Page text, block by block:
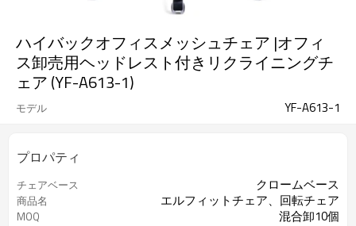
ハイバックオフィスメッシュチェア |オフィ
ス卸売用ヘッドレスト付きリクライニングチ
ェア (YF-A613-1)
モデル YF-A613-1
プロパティ
チェアベース クロームベース
商品名 エルフィットチェア、回転チェア
MOQ 混合卸10個